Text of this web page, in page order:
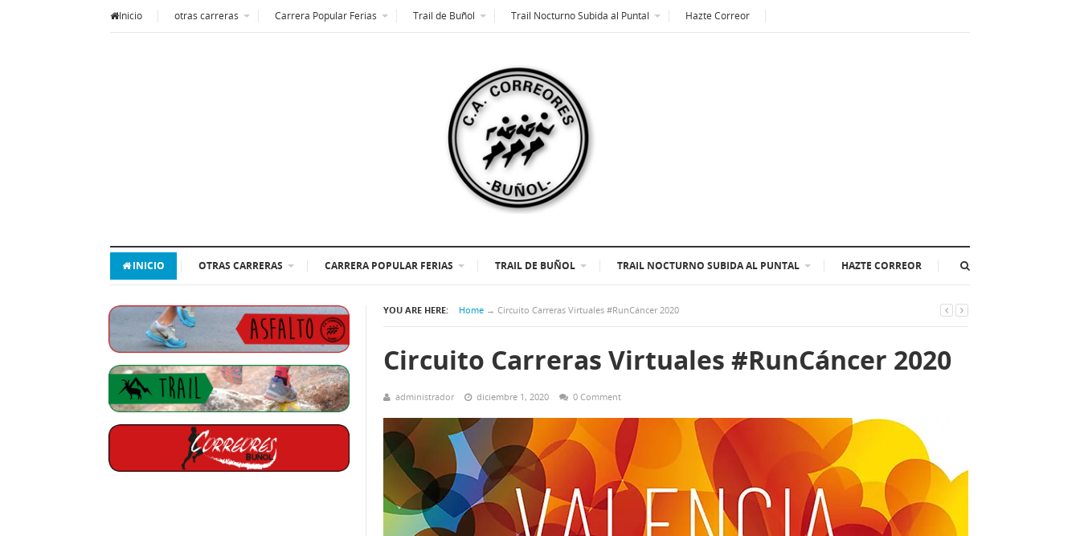
Inicio otras carreras Carrera Popular Ferias Trail de Buñol Trail Nocturno Subida al Puntal Hazte Correor
INICIO OTRAS CARRERAS CARRERA POPULAR FERIAS TRAIL DE BUÑOL TRAIL NOCTURNO SUBIDA AL PUNTAL HAZTE CORREOR
YOU ARE HERE: Home → Circuito Carreras Virtuales #RunCáncer 2020
Circuito Carreras Virtuales #RunCáncer 2020
administrador diciembre 1, 2020 0 Comment